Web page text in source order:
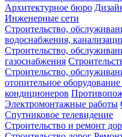
Архитектурное бюро
Инженерные сети
Строительство,
водоснабжения,
Строительство,
газоснабжения
Строительство,
отопительное
кондиционеров
Электромонтажные работы
Спутниковое телевидение
Строительство и ремонт